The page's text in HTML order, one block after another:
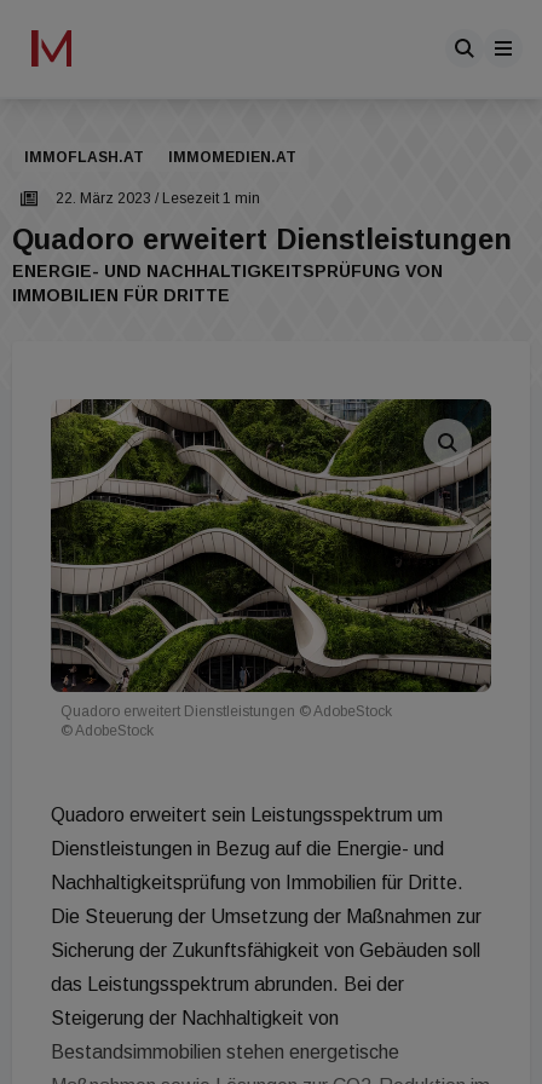
IMMOFLASH.AT IMMOMEDIEN.AT
22. März 2023 / Lesezeit 1 min
Quadoro erweitert Dienstleistungen
ENERGIE- UND NACHHALTIGKEITSPRÜFUNG VON
IMMOBILIEN FÜR DRITTE
Quadoro erweitert Dienstleistungen © AdobeStock
© AdobeStock
Quadoro erweitert sein Leistungsspektrum um
Dienstleistungen in Bezug auf die Energie- und
Nachhaltigkeitsprüfung von Immobilien für Dritte.
Die Steuerung der Umsetzung der Maßnahmen zur
Sicherung der Zukunftsfähigkeit von Gebäuden soll
das Leistungsspektrum abrunden. Bei der
Steigerung der Nachhaltigkeit von
Bestandsimmobilien stehen energetische